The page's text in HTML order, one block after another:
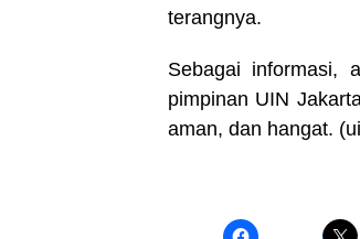
terangnya.
Sebagai informasi,
pimpinan UIN
aman, dan hangat.